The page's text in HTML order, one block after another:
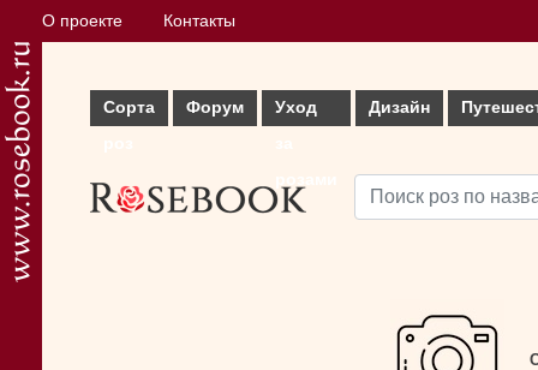
О проекте Контакты
Сорта
Форум
Уход
Дизайн